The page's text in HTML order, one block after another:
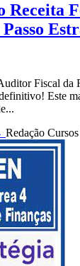
Receita
Fiscal da
Este
Redação